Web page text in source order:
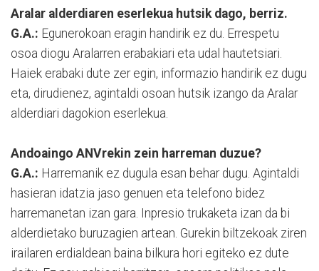
Aralar alderdiaren eserlekua hutsik dago, berriz.
G.A.: Egunerokoan eragin handirik ez du. Errespetu
osoa diogu Aralarren erabakiari eta udal hautetsiari.
Haiek erabaki dute zer egin, informazio handirik ez dugu
eta, dirudienez, agintaldi osoan hutsik izango da Aralar
alderdiari dagokion eserlekua.
Andoaingo ANVrekin zein harreman duzue?
G.A.: Harremanik ez dugula esan behar dugu. Agintaldi
hasieran idatzia jaso genuen eta telefono bidez
harremanetan izan gara. Inpresio trukaketa izan da bi
alderdietako buruzagien artean. Gurekin biltzekoak ziren
irailaren erdialdean baina bilkura hori egiteko ez dute